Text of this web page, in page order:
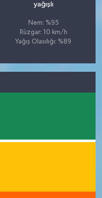
yağışlı
Nem: %95
Rüzgar: 10 km/h
Yağış Olasılığı: %89